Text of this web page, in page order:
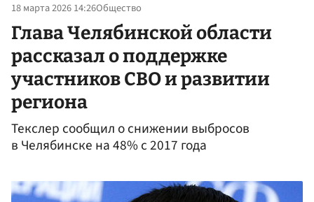
18 марта 2026 14:26Общество
Глава Челябинской области
рассказал о поддержке
участников СВО и развитии
региона
Текслер сообщил о снижении выбросов
в Челябинске на 48% с 2017 года